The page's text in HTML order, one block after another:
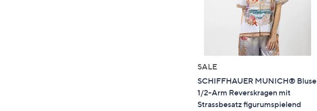
SALE
SCHIFFHAUER MUNICH® Bluse
1/2-Arm Reverskragen mit
Strassbesatz figurumspielend